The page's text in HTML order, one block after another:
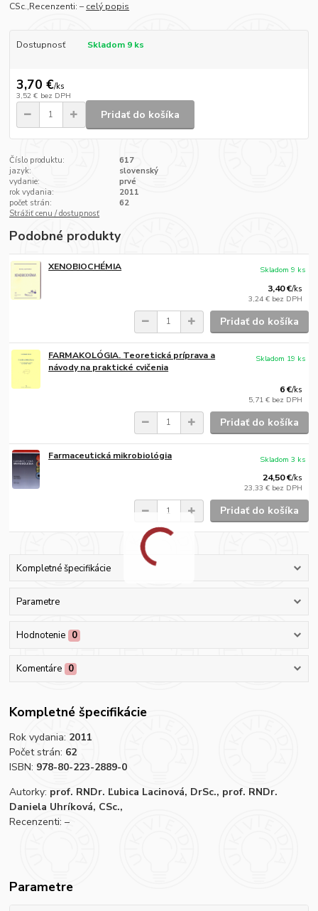
CSc.,Recenzenti: – celý popis
Dostupnosť Skladom 9 ks
3,70 €/ks
3,52 € bez DPH
Pridať do košíka
Číslo produktu:
617
jazyk:
slovenský
vydanie:
prvé
rok vydania:
2011
počet strán:
62
Strážiť cenu / dostupnosť
Podobné produkty
XENOBIOCHÉMIA
3,40 €/ks
3,24 € bez DPH
Skladom 9 ks
Pridať do košíka
FARMAKOLÓGIA. Teoretická príprava a
návody na praktické cvičenia
6 €/ks
5,71 € bez DPH
Skladom 19 ks
Pridať do košíka
Farmaceutická mikrobiológia
24,50 €/ks
23,33 € bez DPH
Skladom 3 ks
Pridať do košíka
Kompletné špecifikácie
Parametre
Hodnotenie 0
Komentáre 0
Kompletné špecifikácie
Rok vydania: 2011
Počet strán: 62
ISBN: 978-80-223-2889-0
Autorky: prof. RNDr. Ľubica Lacinová, DrSc., prof. RNDr.
Daniela Uhríková, CSc.,
Recenzenti: –
Parametre